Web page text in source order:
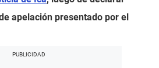
apelación presentado por el